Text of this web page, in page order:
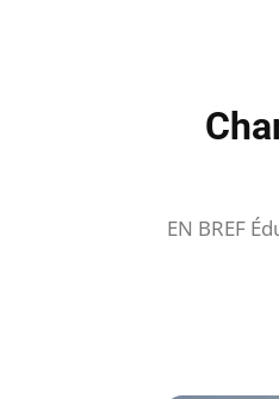
EN BREF